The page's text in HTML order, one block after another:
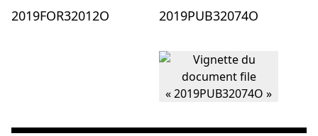
2019FOR32012O 2019PUB32074O